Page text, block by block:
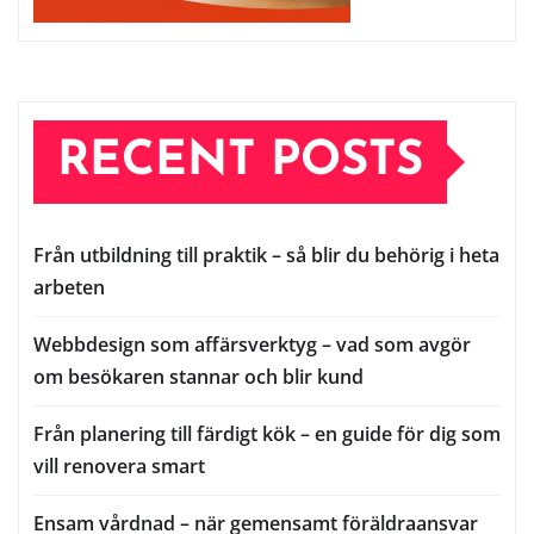
RECENT POSTS
Från utbildning till praktik – så blir du behörig i heta
arbeten
Webbdesign som affärsverktyg – vad som avgör
om besökaren stannar och blir kund
Från planering till färdigt kök – en guide för dig som
vill renovera smart
Ensam vårdnad – när gemensamt föräldraansvar